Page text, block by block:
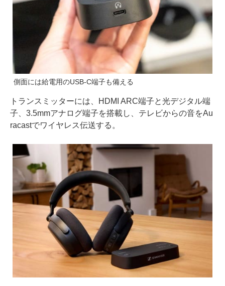
側面には給電用のUSB-C端子も備える
トランスミッターには、HDMI ARC端子と光デジタル端
子、3.5mmアナログ端子を搭載し、テレビからの音をAu
racastでワイヤレス伝送する。